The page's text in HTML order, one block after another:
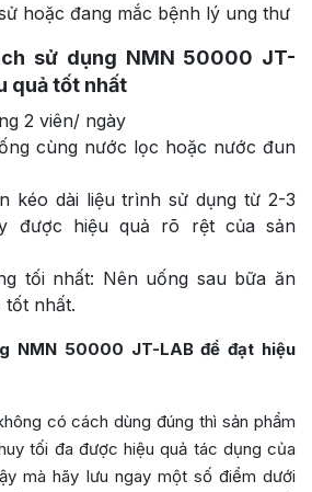
hoặc đang mắc bệnh lý ung thư
sử dụng NMN 50000 JT-
quả tốt nhất
2 viên/ ngày
cùng nước lọc hoặc nước đun
kéo dài liệu trình sử dụng từ 2-3
được hiệu quả rõ rệt của sản
tối nhất: Nên uống sau bữa ăn
tốt nhất.
NMN 50000 JT-LAB để đạt hiệu
có cách dùng đúng thì sản phẩm
tối đa được hiệu quả tác dụng của
mà hãy lưu ngay một số điểm dưới